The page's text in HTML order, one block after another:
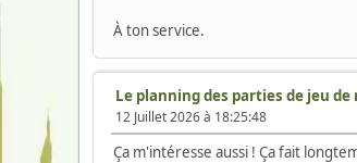
À ton service.
Le planning des parties de jeu de
12 Juillet 2026 à 18:25:48
Ça m'intéresse aussi ! Ça fait